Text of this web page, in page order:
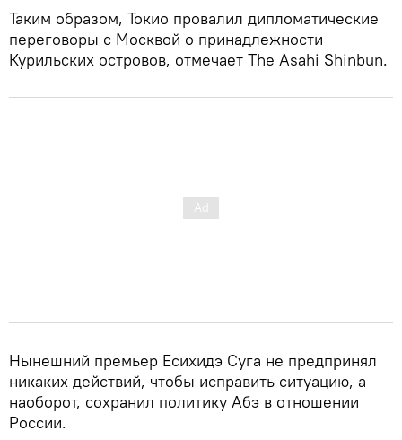
Таким образом, Токио провалил дипломатические
переговоры с Москвой о принадлежности
Курильских островов, отмечает The Asahi Shinbun.
Нынешний премьер Есихидэ Суга не предпринял
никаких действий, чтобы исправить ситуацию, а
наоборот, сохранил политику Абэ в отношении
России.